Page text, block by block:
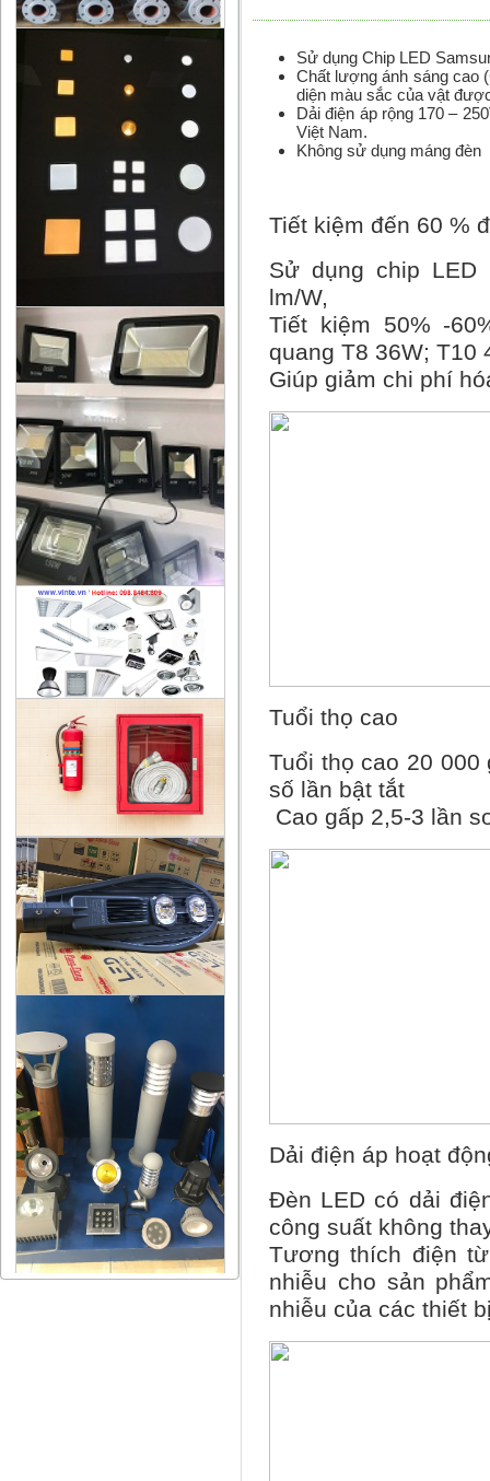
Sử dụng Chip LED
Chất lượng ánh sáng cao
diện màu sắc của vật
Dải điện áp rộng 170 –
Việt Nam.
Không sử dụng máng đèn
Tiết kiệm đến 60 %
Sử dụng chip LED
lm/W,
Tiết kiệm 50% -
quang T8 36W; T10
Giúp giảm chi phí
Tuổi thọ cao
Tuổi thọ cao 20
số lần bật tắt
Cao gấp 2,5-3 lần
Dải điện áp hoạt
Đèn LED có dải
công suất không
Tương thích điện
nhiễu cho sản
nhiễu của các thiết